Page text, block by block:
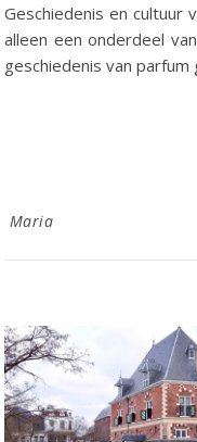
Geschiedenis en cultuur
alleen een onderdeel
geschiedenis van
Maria